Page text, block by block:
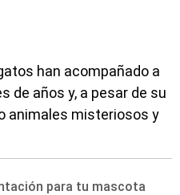
han acompañado a
de años y, a pesar de su
animales misteriosos y
para tu mascota